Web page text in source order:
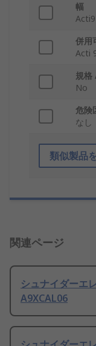
幅
Acti9
併用
Acti
規格
No
危険
なし
類似製品
関連ページ
シュナイダーエ
A9XCAL06